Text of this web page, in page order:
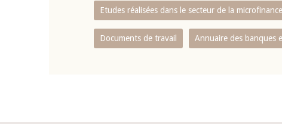
Etudes réalisées dans le secteur de la microfinance
Documents de travail Annuaire des banques